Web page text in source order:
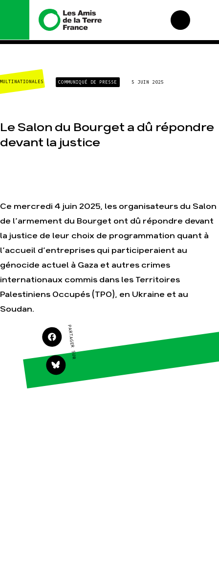
Nous connaître
Histoire
Valeurs
Équipes et
fonctionnement
de la Terre
Total, rendez-vous
Mode : une tendance
destructrice
Faire un don
S'engager sur le
terrain
Agir au quotidien
campagnes
Transmettre tout ou
partie de son
patrimoine
Télécharger
gratuitement les
guides éco-citoyens
Climat – Énergie
Surproduction
Agriculture
Finance
MULTINATIONALES COMMUNIQUÉ DE PRESSE 5 JUIN 2025
Le Salon du Bourget a dû répondre
devant la justice
Ce mercredi 4 juin 2025, les organisateurs du Salon
de l’armement du Bourget ont dû répondre devant
la justice de leur choix de programmation quant à
l’accueil d’entreprises qui participeraient au
génocide actuel à Gaza et autres crimes
internationaux commis dans les Territoires
Palestiniens Occupés (TPO), en Ukraine et au
Soudan.
PARTAGER SUR